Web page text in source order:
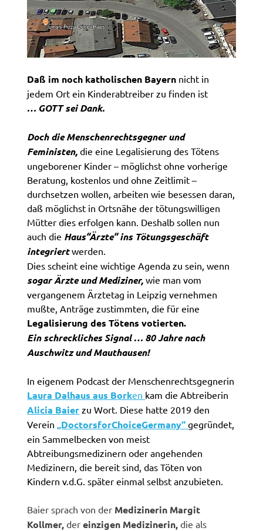
Daß im noch katholischen Bayern nicht in
jedem Ort ein Kinderabtreiber zu finden ist
… GOTT sei Dank.
Doch die Menschenrechtsgegner und
Feministen,die eine Legalisierung des Tötens
ungeborener Kinder – möglichst ohne vorherige
Beratung, kostenlos und ohne Zeitlimit –
durchsetzen wollen, arbeiten wie besessen daran,
daß möglichst in Ortsnähe der tötungswilligen
Mütter dies erfolgen kann. Deshalb sollen nun
auch die Haus“Ärzte“ ins Tötungsgeschäft
integriertwerden.
Dies scheint eine wichtige Agenda zu sein, wenn
sogar Ärzte und Mediziner,wie man vom
vergangenem Ärztetag in Leipzig vernehmen
mußte, Anträge zustimmten, die für eine
Legalisierung des Tötens votierten.
Ein schreckliches Signal … 80 Jahre nach
Auschwitz und Mauthausen!
In eigenem Podcast der Menschenrechtsgegnerin
Laura Dalhaus aus Borken kam die Abtreiberin
Alicia Baier zu Wort. Diese hatte 2019 den
Verein „DoctorsforChoiceGermany“ gegründet,
ein Sammelbecken von meist
Abtreibungsmedizinern oder angehenden
Medizinern, die bereit sind, das Töten von
Kindern v.d.G. später einmal selbst anzubieten.
Baier sprach von der Medizinerin Margit
Kollmer,dereinzigen Medizinerin, die als